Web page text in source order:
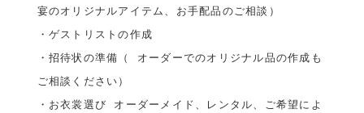
宴のオリジナルアイテム、お手配品のご相談）
・ゲストリストの作成
・招待状の準備（ オーダーでのオリジナル品の作成も
ご相談ください）
・お衣裳選び オーダーメイド、レンタル、ご希望によ